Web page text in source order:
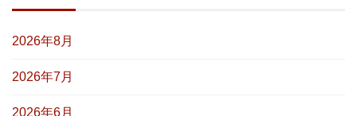
2026年8月
2026年7月
2026年6月